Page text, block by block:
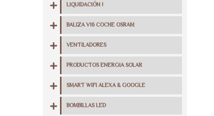
LIQUIDACIÓN !
BALIZA V16 COCHE OSRAM
VENTILADORES
PRODUCTOS ENERGIA SOLAR
SMART WIFI ALEXA & GOOGLE
BOMBILLAS LED